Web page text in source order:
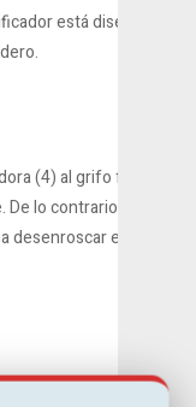
está diseñado
(4) al grifo frío o al
lo contrario, se
el difusor
la carcasa del